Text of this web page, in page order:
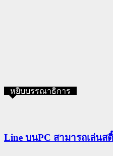
หยิบบรรณาธิการ
Line บนPC สามารถเล่นส